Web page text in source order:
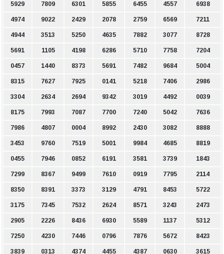
5929 7809 6301 5855 6455 4557 6938
4974 9022 2429 2078 2759 6569 7211
4944 3513 5250 4635 7882 3077 8728
5691 1105 4198 6286 5710 7758 7204
0457 1440 8373 5691 7482 9684 5004
8315 7627 7925 0141 5218 7406 2986
3304 2634 2694 9342 3019 4492 0039
8175 7993 7087 7700 7240 5042 7636
7986 4807 0004 8992 2430 3082 8888
3453 9760 7519 5001 9984 4685 8819
0455 7946 0852 6191 3581 3739 1843
7299 8367 9499 7610 0919 7795 2114
8350 8391 3373 3129 4791 8453 5722
3175 7345 7532 2624 8571 3243 2473
2905 2226 8436 6930 5589 1137 5312
7250 4230 7446 0796 7876 5672 8423
3839 0313 4374 4455 4387 0630 3615